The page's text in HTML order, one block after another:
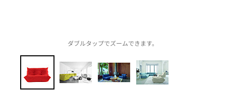
ダブルタップでズームできます。